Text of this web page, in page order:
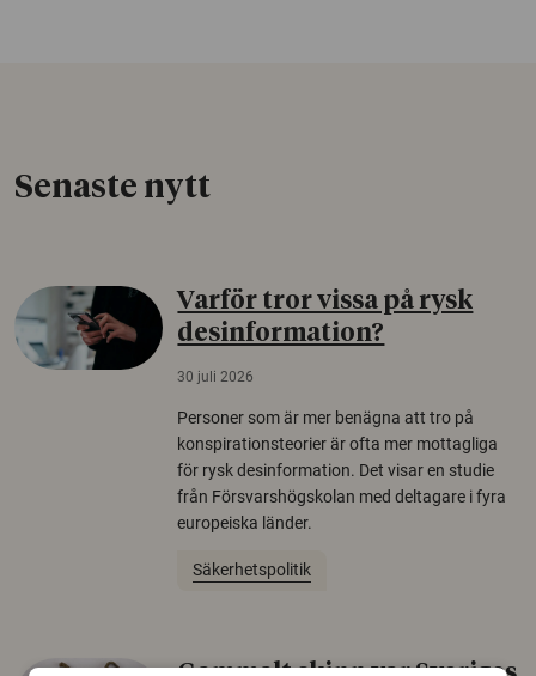
Senaste nytt
Varför tror vissa på rysk
desinformation?
30 juli 2026
Personer som är mer benägna att tro på
konspirationsteorier är ofta mer mottagliga
för rysk desinformation. Det visar en studie
från Försvarshögskolan med deltagare i fyra
europeiska länder.
Säkerhetspolitik